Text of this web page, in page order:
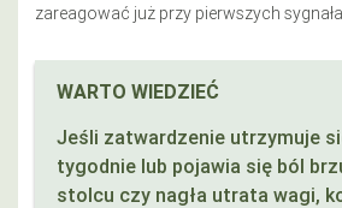
zareagować już przy pierwszych
WARTO WIEDZIEĆ
Jeśli zatwardzenie utrzymuje
tygodnie lub pojawia się ból
stolcu czy nagła utrata wagi,